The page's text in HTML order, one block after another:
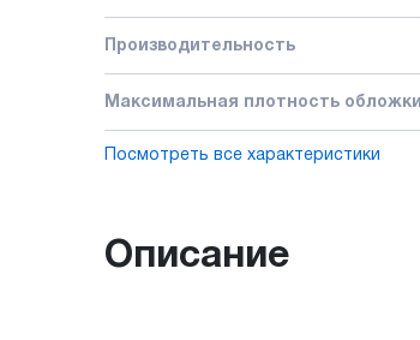
Производительность
Максимальная плотность обложки
Посмотреть все характеристики
Описание